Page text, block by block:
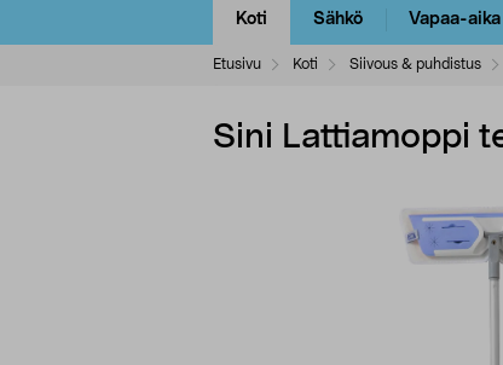
Koti Sähkö Vapaa-aika
Etusivu Koti Siivous & puhdistus
Sini Lattiamoppi